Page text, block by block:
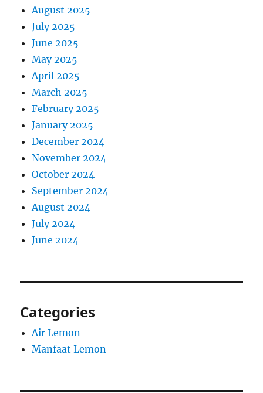
August 2025
July 2025
June 2025
May 2025
April 2025
March 2025
February 2025
January 2025
December 2024
November 2024
October 2024
September 2024
August 2024
July 2024
June 2024
Categories
Air Lemon
Manfaat Lemon